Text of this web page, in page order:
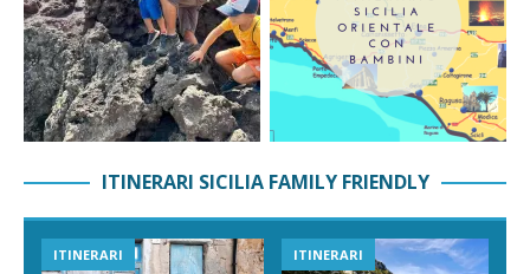
ITINERARI SICILIA FAMILY FRIENDLY
ITINERARI ITINERARI